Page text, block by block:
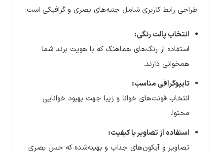
طراحی رابط کاربری شامل جنبه‌های بصری و گرافیکی است:
انتخاب پالت رنگی:
استفاده از رنگ‌های هماهنگ که با هویت برند شما
همخوانی دارند.
تایپوگرافی مناسب:
انتخاب فونت‌های خوانا و زیبا جهت بهبود خوانایی
محتوا.
استفاده از تصاویر با کیفیت:
تصاویر و آیکون‌های جذاب و بهینه‌شده که حس بصری